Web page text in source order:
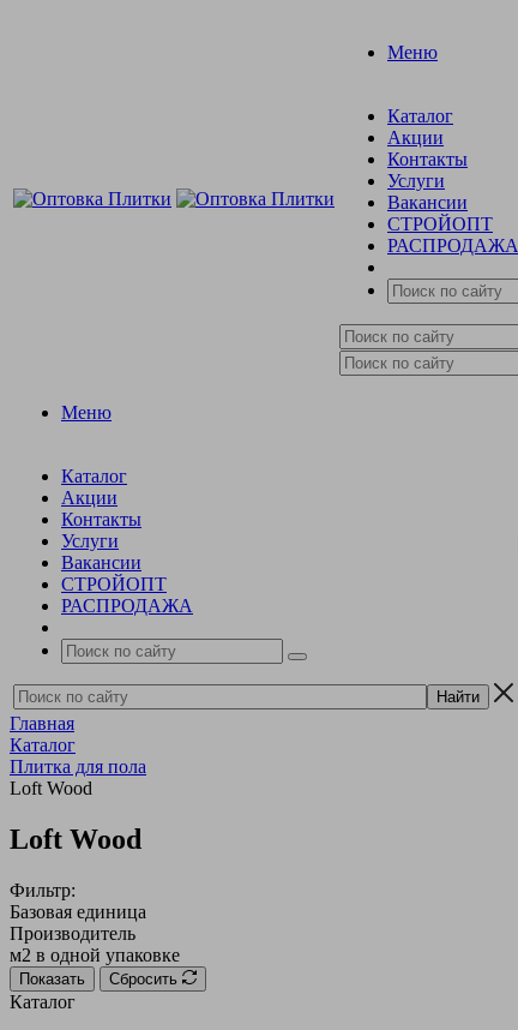
Меню
Каталог
Акции
Контакты
Услуги
Вакансии
СТРОЙОПТ
РАСПРОДАЖА
Меню
Каталог
Акции
Контакты
Услуги
Вакансии
СТРОЙОПТ
РАСПРОДАЖА
Главная
Каталог
Плитка для пола
Loft Wood
Loft Wood
Фильтр:
Базовая единица
Производитель
м2 в одной упаковке
Показать Сбросить
Каталог